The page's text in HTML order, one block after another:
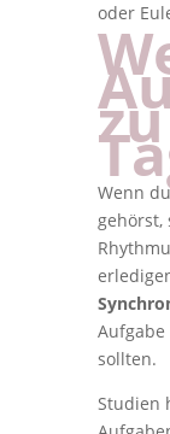
oder
Wenn
gehörst,
Aufgabe
sollten.
Studien